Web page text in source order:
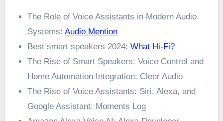
The Role of Voice Assistants in Modern Audio
Systems:Audio Mention
Best smart speakers 2024:What Hi-Fi?
The Rise of Smart Speakers: Voice Control and
Home Automation Integration: Cleer Audio
The Rise of Voice Assistants: Siri, Alexa, and
Google Assistant: Moments Log